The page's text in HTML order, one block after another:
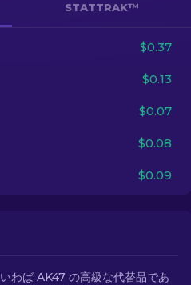
STATTRAK™
$0.37
$0.13
$0.07
$0.08
$0.09
わば AK47 の高級な代替品であ